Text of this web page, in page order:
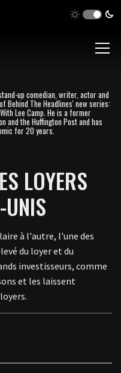
up comedian, writer, actor and
Behind The Headlines' new series:
Lee Camp. He is a former
and the Huffington Post and has
for 20 years.
LOYERS
UNIS
à l'autre, l'une des
du loyer et du
investisseurs, comme
et les laissent